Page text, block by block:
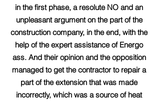
in the first phase, a resolute NO and an
unpleasant argument on the part of the
construction company, in the end, with the
help of the expert assistance of Energo
ass. And their opinion and the opposition
managed to get the contractor to repair a
part of the extension that was made
incorrectly, which was a source of heat